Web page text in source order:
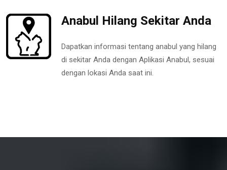
Anabul Hilang Sekitar Anda
Dapatkan informasi tentang anabul yang hilang
di sekitar Anda dengan Aplikasi Anabul, sesuai
dengan lokasi Anda saat ini.